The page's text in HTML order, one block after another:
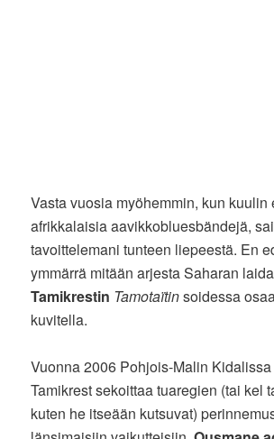
Vasta vuosia myöhemmin, kun kuulin
afrikkalaisia aavikkobluesbändejä,
tavoittelemani tunteen liepeestä. En
ymmärrä mitään arjesta Saharan
Tamikrestin Tamotaïtinsoidessa
kuvitella.
Vuonna 2006 Pohjois-Malin Kidalissa
Tamikrest sekoittaa tuaregien (tai kel
kuten he itseään kutsuvat)